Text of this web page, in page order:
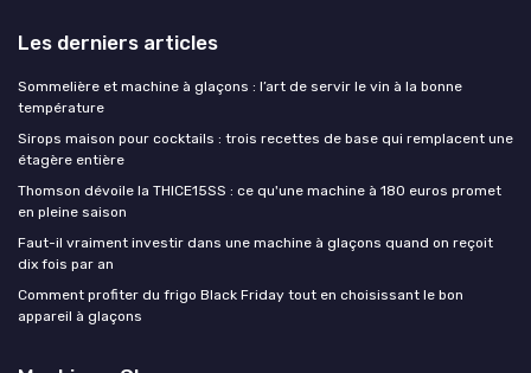
Les derniers articles
Sommelière et machine à glaçons : l’art de servir le vin à la bonne
température
Sirops maison pour cocktails : trois recettes de base qui remplacent une
étagère entière
Thomson dévoile la THICE15SS : ce qu'une machine à 180 euros promet
en pleine saison
Faut-il vraiment investir dans une machine à glaçons quand on reçoit
dix fois par an
Comment profiter du frigo Black Friday tout en choisissant le bon
appareil à glaçons